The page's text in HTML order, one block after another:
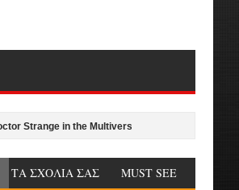
in the Multiverse of Madness (2022)
ΤΑ ΣΧΟΛΙΑ ΣΑΣ MUST SEE